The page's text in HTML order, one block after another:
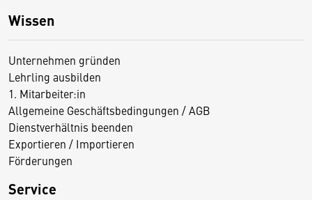
Wissen
Unternehmen gründen
Lehrling ausbilden
1. Mitarbeiter:in
Allgemeine Geschäftsbedingungen / AGB
Dienstverhältnis beenden
Exportieren / Importieren
Förderungen
Service